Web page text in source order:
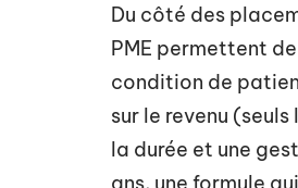
Du côté des
PME permettent
condition de
sur le revenu (seuls
la durée et une
ans, une formule